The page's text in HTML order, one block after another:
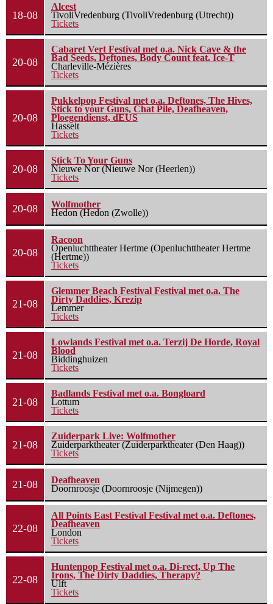
18-08
Alcest
TivoliVredenburg (TivoliVredenburg (Utrecht))
Tickets
20-08
Cabaret Vert Festival met o.a. Nick Cave & the
Bad Seeds, Deftones, Body Count feat. Ice-T
Charleville-Mézières
Tickets
20-08
Pukkelpop Festival met o.a. Deftones, The Hives,
Stick to your Guns, Chat Pile, Deafheaven,
Ploegendienst, dEUS
Hasselt
Tickets
20-08
Stick To Your Guns
Nieuwe Nor (Nieuwe Nor (Heerlen))
Tickets
20-08
Wolfmother
Hedon (Hedon (Zwolle))
20-08
Racoon
Openluchttheater Hertme (Openluchttheater Hertme
(Hertme))
Tickets
21-08
Glemmer Beach Festival Festival met o.a. The
Dirty Daddies, Krezip
Lemmer
Tickets
21-08
Lowlands Festival met o.a. Terzij De Horde, Royal
Blood
Biddinghuizen
Tickets
21-08
Badlands Festival met o.a. Bongloard
Lottum
Tickets
21-08
Zuiderpark Live: Wolfmother
Zuiderparktheater (Zuiderparktheater (Den Haag))
Tickets
21-08
Deafheaven
Doornroosje (Doornroosje (Nijmegen))
22-08
All Points East Festival Festival met o.a. Deftones,
Deafheaven
London
Tickets
22-08
Huntenpop Festival met o.a. Di-rect, Up The
Irons, The Dirty Daddies, Therapy?
Ulft
Tickets